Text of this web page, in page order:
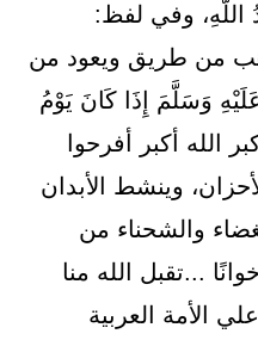
اللَّهِ، وفي لفظ:
من طريق ويعود من
وَسَلَّمَ إِذَا كَانَ ‌يَوْمُ
الله أكبر أفرحوا
وينشط الأبدان
والشحناء من
...تقبل الله منا
الأمة العربية